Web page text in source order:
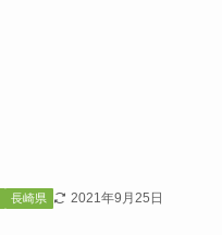
長崎県 2021年9月25日